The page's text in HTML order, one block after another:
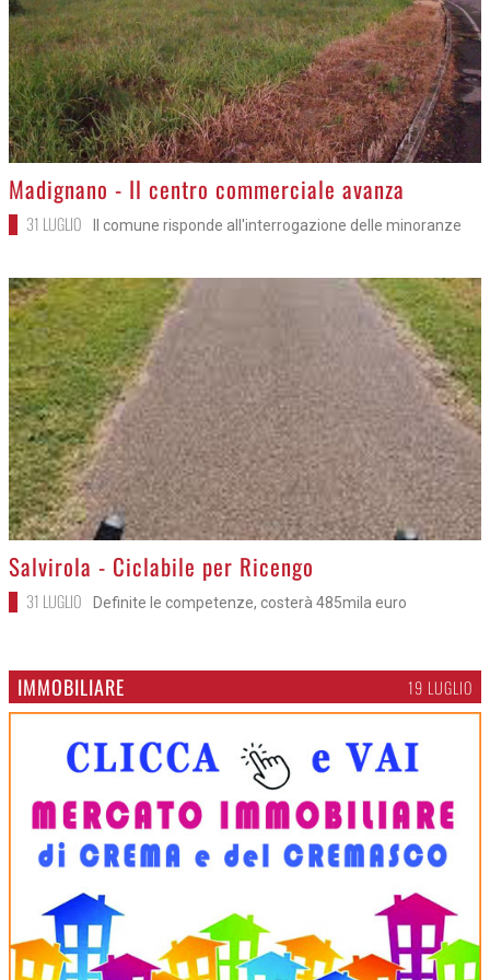
>Madignano - Il centro commerciale avanza
31 LUGLIO Il comune risponde all'interrogazione delle minoranze
>
Salvirola - Ciclabile per Ricengo
31 LUGLIO Definite le competenze, costerà 485mila euro
IMMOBILIARE 19 LUGLIO